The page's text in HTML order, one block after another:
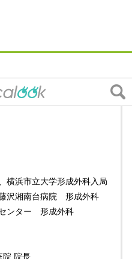
横浜市立大学形成外科入局
沢湘南台病院 形成外科
ンター 形成外科
院 院長